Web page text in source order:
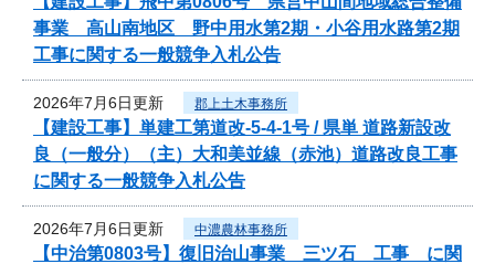
事業 高山南地区 野中用水第2期・小谷用水路第2期
工事に関する一般競争入札公告
2026年7月6日更新 郡上土木事務所
【建設工事】単建工第道改-5-4-1号 / 県単 道路新設改
良（一般分）（主）大和美並線（赤池）道路改良工事
に関する一般競争入札公告
2026年7月6日更新 中濃農林事務所
【中治第0803号】復旧治山事業 三ツ石 工事 に関